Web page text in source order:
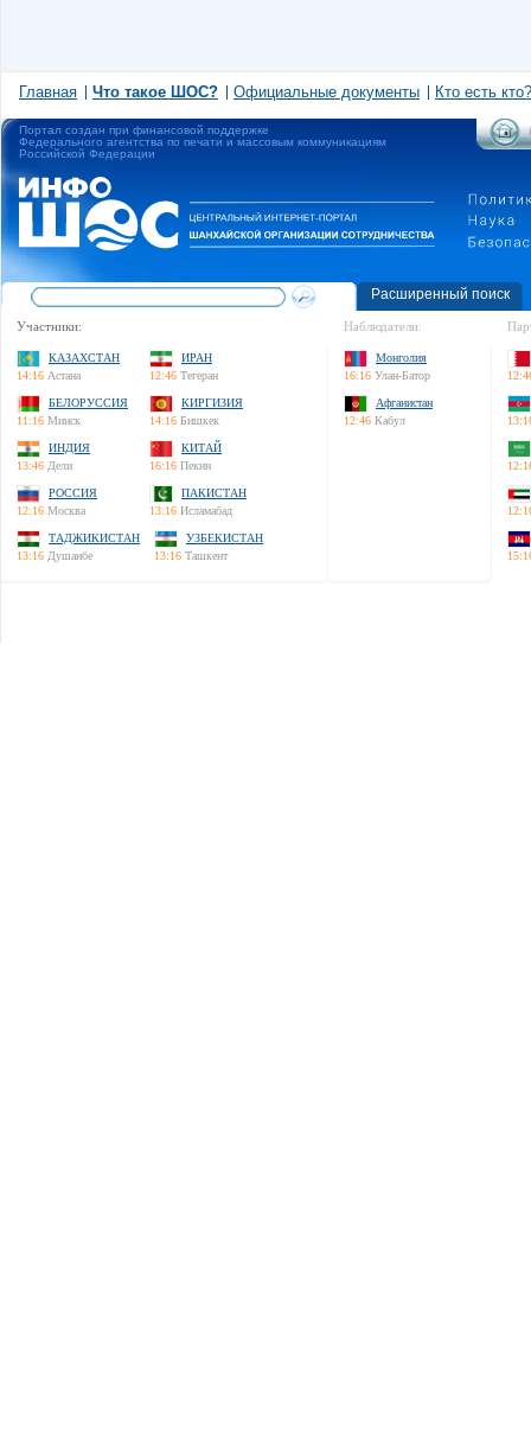
Главная Что такое ШОС? Официальные документы Кто есть кто?
Портал создан при финансовой поддержке
Федерального агентства по печати и массовым коммуникациям
Российской Федерации
Расширенный поиск
Участники:
КАЗАХСТАН
14:16 Астана
ИРАН
12:46 Тегеран
БЕЛОРУССИЯ
11:16 Минск
КИРГИЗИЯ
14:16 Бишкек
ИНДИЯ
13:46 Дели
КИТАЙ
16:16 Пекин
РОССИЯ
12:16 Москва
ПАКИСТАН
13:16 Исламабад
ТАДЖИКИСТАН
13:16 Душанбе
УЗБЕКИСТАН
13:16 Ташкент
Наблюдатели:
Монголия
16:16 Улан-Батор
Афганистан
12:46 Кабул